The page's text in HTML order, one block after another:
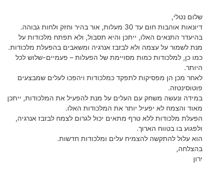
שלום נטלי,
דיונאות אוהבות חום עד 30 מעלות, אור בהיר וחזק ולחות גבוהה.
בהיעדר התנאים האלו, ייתכן והיא תסבול, ולא תפתח מלכודות על
מנת לשמור על עצמה ולא לבזבז אנרגיה ומשאבים בהפעלת מלכודות.
כמו כן, למלכודות כמות מסויימת של הפעלות – פעמיים-שלוש לכל
היותר.
לאחר מכן הן מפסיקות לתפקד כמלכודות ויהפכו לעלים שמבצעים
פוטוסינטזה.
במידה ונעשה משחק עם העלים על מנת להפעיל את המלכודות, ייתכן
מאוד והצמח לא יפעיל יותר את המלכודות האלו.
הפעלת מלכודות ללא טרף מתאים יכול לגרום לצמח לבזבז אנרגיה,
ולפגוע בו בטווח הארוך.
הוא עלול להתקשה להצמיח עלים ומלכודות חדשות.
בהצלחה,
ירון